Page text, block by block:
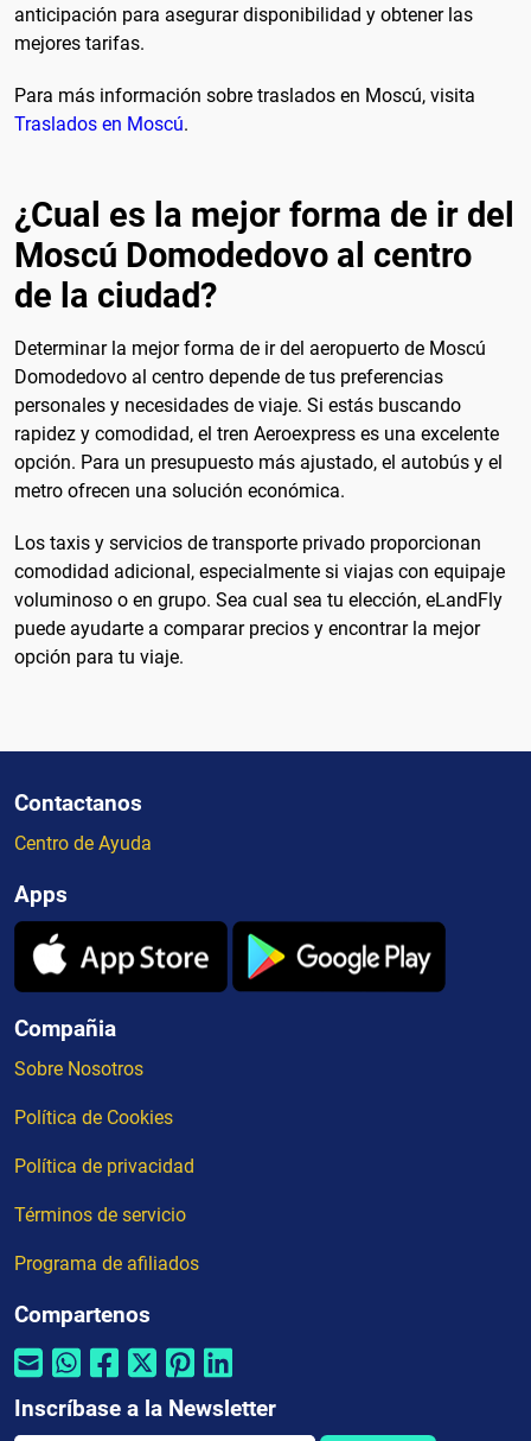
anticipación para asegurar disponibilidad y obtener las
mejores tarifas.
Para más información sobre traslados en Moscú, visita
Traslados en Moscú.
¿Cual es la mejor forma de ir del
Moscú Domodedovo al centro
de la ciudad?
Determinar la mejor forma de ir del aeropuerto de Moscú
Domodedovo al centro depende de tus preferencias
personales y necesidades de viaje. Si estás buscando
rapidez y comodidad, el tren Aeroexpress es una excelente
opción. Para un presupuesto más ajustado, el autobús y el
metro ofrecen una solución económica.
Los taxis y servicios de transporte privado proporcionan
comodidad adicional, especialmente si viajas con equipaje
voluminoso o en grupo. Sea cual sea tu elección, eLandFly
puede ayudarte a comparar precios y encontrar la mejor
opción para tu viaje.
Contactanos
Centro de Ayuda
Apps
Compañia
Sobre Nosotros
Política de Cookies
Política de privacidad
Términos de servicio
Programa de afiliados
Compartenos
Inscríbase a la Newsletter